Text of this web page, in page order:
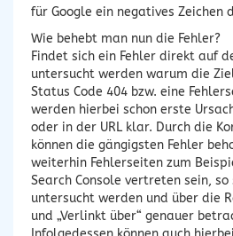
für Google ein negatives Zeichen
Wie behebt man nun die Fehler?
Findet sich ein Fehler direkt auf
untersucht werden warum die
Status Code 404 bzw. eine
werden hierbei schon erste
oder in der URL klar. Durch die
können die gängigsten Fehler
weiterhin Fehlerseiten zum
Search Console vertreten sein,
untersucht werden und über die
und „Verlinkt über“ genauer